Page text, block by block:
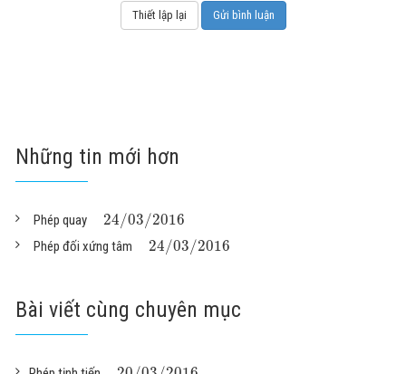
Những tin mới hơn
Phép quay 24/03/2016
Phép đối xứng tâm 24/03/2016
Bài viết cùng chuyên mục